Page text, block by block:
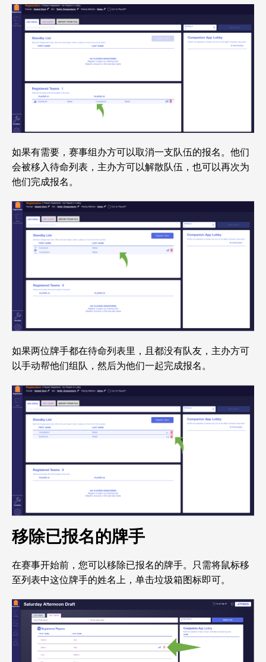
如果有需要，赛事组办方可以取消一支队伍的报名。他们
会被移入待命列表，主办方可以解散队伍，也可以再次为
他们完成报名。
如果两位牌手都在待命列表里，且都没有队友，主办方可
以手动帮他们组队，然后为他们一起完成报名。
移除已报名的牌手
在赛事开始前，您可以移除已报名的牌手。只需将鼠标移
至列表中这位牌手的姓名上，单击垃圾箱图标即可。